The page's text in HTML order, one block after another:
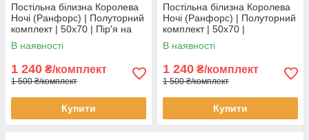
Постільна білизна Королева
Ночі (Ранфорс) | Полуторний
комплект | 50х70 | Пір'я на
білому
В наявності
1 240 ₴/комплект
1 500 ₴/комплект
Купити
Постільна білизна Королева
Ночі (Ранфорс) | Полуторний
комплект | 50х70 |
Різнокольоровий roblox
В наявності
1 240 ₴/комплект
1 500 ₴/комплект
Купити